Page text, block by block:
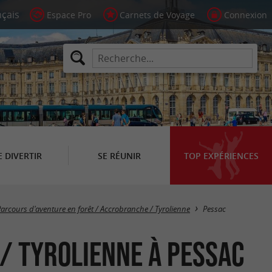
Espace Pro Carnets de Voyage Connexion
DIVERTIR SE RÉUNIR TOP EXPÉRIENCES
Masquer la carte
d'aventure en forêt / Accrobranche / Tyrolienne Pessac
à Pessac